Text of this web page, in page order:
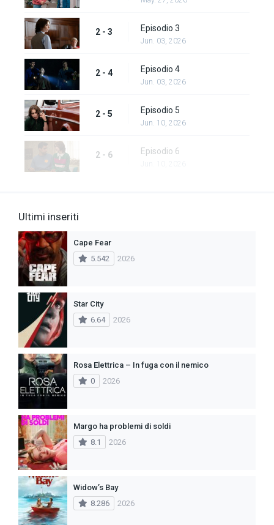
2 - 3 Episodio 3
Jun. 03, 2026
2 - 4 Episodio 4
Jun. 03, 2026
2 - 5 Episodio 5
Jun. 10, 2026
2 - 6 Episodio 6
Ultimi inseriti
Cape Fear
5.542
2026
Star City
6.64
2026
Rosa Elettrica – In fuga con il nemico
0
2026
Margo ha problemi di soldi
8.1
2026
Widow’s Bay
8.286
2026